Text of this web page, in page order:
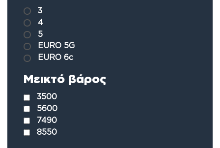
3
4
5
EURO 5G
EURO 6c
Μεικτό βάρος
3500
5600
7490
8550